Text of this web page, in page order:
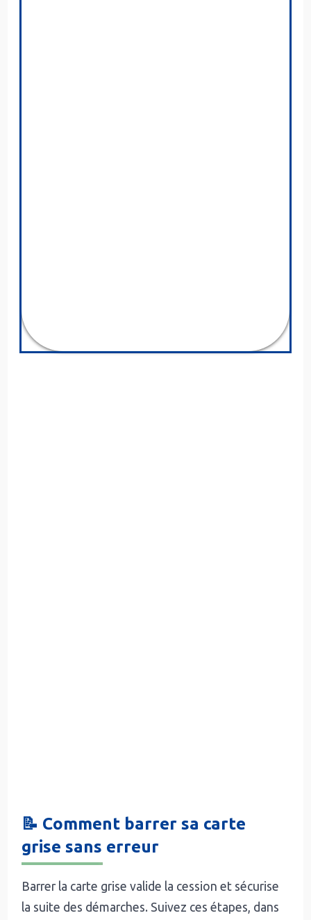
📝 Comment barrer sa carte
grise sans erreur
Barrer la carte grise valide la cession et sécurise
la suite des démarches. Suivez ces étapes, dans